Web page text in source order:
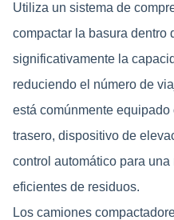
Utiliza un sistema de
compactar la basura dentro
significativamente la
reduciendo el número de
está comúnmente
trasero, dispositivo de
control automático para
eficientes de residuos.
Los camiones